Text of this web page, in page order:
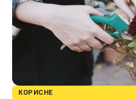
КОРИСНЕ